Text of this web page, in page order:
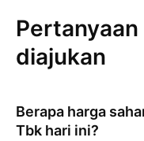
diajukan
Berapa harga
Tbk hari ini?